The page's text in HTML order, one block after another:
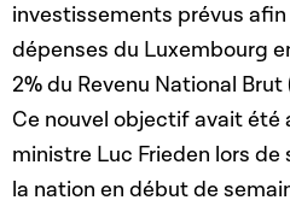
investissements prévus
dépenses du Luxembourg
2% du Revenu National Brut
Ce nouvel objectif avait été
ministre Luc Frieden lors de
la nation en début de